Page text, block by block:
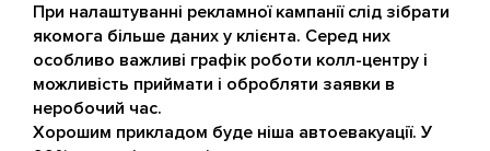
При налаштуванні рекламної кампанії слід зібрати
якомога більше даних у клієнта. Серед них
особливо важливі графік роботи колл-центру і
можливість приймати і обробляти заявки в
неробочий час.
Хорошим прикладом буде ніша автоевакуації. У